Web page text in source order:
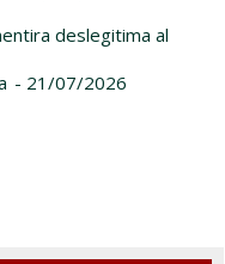
deslegitima al
- 21/07/2026